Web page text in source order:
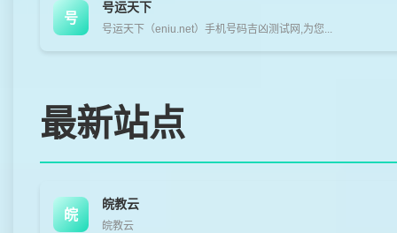
号
号运天下
号运天下（eniu.net）手机号码吉凶测试网,为您...
最新站点
皖
皖教云
皖教云